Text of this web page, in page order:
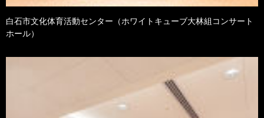
白石市文化体育活動センター（ホワイトキューブ大林組コンサート
ホール）